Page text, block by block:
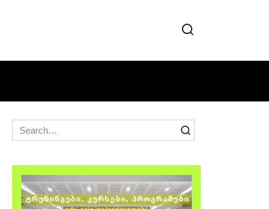
Search
for: